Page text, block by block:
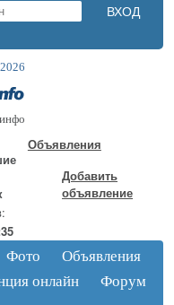
Объявления
Добавить
объявление
Фото
Объявления
онлайн Форум